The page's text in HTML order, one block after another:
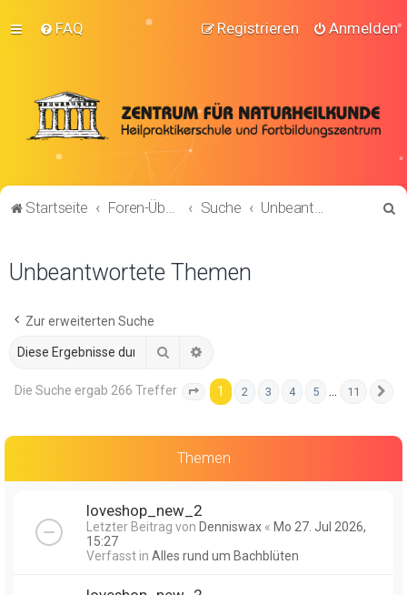
FAQ Anmelden
Registrieren
Startseite Foren-Übersicht Suche Unbeantwortete Themen
Unbeantwortete Themen
Zur erweiterten Suche
Suche
Die Suche ergab 266 Treffer Seite 1 von 11
1 2 3 4 5 … 11
Themen
loveshop_new_2
Letzter Beitrag von Denniswax « Mo 27. Jul 2026,
15:27
Verfasst in Alles rund um Bachblüten